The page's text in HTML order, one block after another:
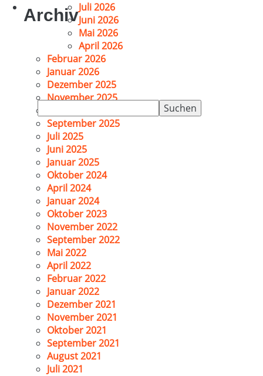
nach:
ArchivJuli 2026
Juni 2026
Mai 2026
April 2026
Februar 2026
Januar 2026
Dezember 2025
November 2025
September 2025
Juli 2025
Juni 2025
Januar 2025
Oktober 2024
April 2024
Januar 2024
Oktober 2023
November 2022
September 2022
Mai 2022
April 2022
Februar 2022
Januar 2022
Dezember 2021
November 2021
Oktober 2021
September 2021
August 2021
Juli 2021